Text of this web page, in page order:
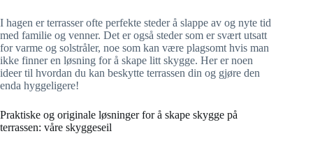
I hagen er terrasser ofte perfekte steder å slappe av og nyte tid
med familie og venner. Det er også steder som er svært utsatt
for varme og solstråler, noe som kan være plagsomt hvis man
ikke finner en løsning for å skape litt skygge. Her er noen
ideer til hvordan du kan beskytte terrassen din og gjøre den
enda hyggeligere!
Praktiske og originale løsninger for å skape skygge på
terrassen: våre skyggeseil